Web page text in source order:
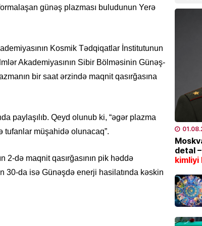
günəş plazması buludunun Yerə
Kosmik Tədqiqatlar İnstitutunun
Akademiyasının Sibir Bölməsinin Günəş-
bir saat ərzində maqnit qasırğasına
paylaşılıb. Qeyd olunub ki, “əgər plazma
tufanlar müşahidə olunacaq”.
2-də maqnit qasırğasının pik həddə
30-da isə Günəşdə enerji hasilatında kəskin
daha
ÖLKƏ
8 gün
detal –
kimliyi